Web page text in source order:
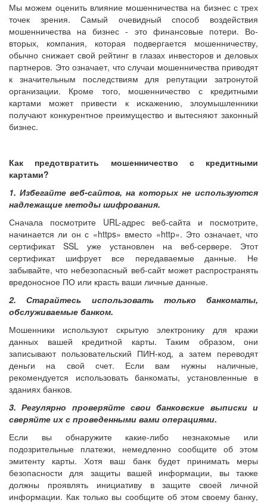
Мы можем оценить влияние мошенничества на бизнес с трех
точек зрения. Самый очевидный способ воздействия
мошенничества на бизнес - это финансовые потери. Во-
вторых, компания, которая подвергается мошенничеству,
обычно снижает свой рейтинг в глазах инвесторов и деловых
партнеров. Это означает, что случаи мошенничества приводят
к значительным последствиям для репутации затронутой
организации. Кроме того, мошенничество с кредитными
картами может привести к искажению, злоумышленники
получают конкурентное преимущество и вытесняют законный
бизнес.
Как предотвратить мошенничество с кредитными
картами?
1. Избегайте веб-сайтов, на которых не используются
надлежащие методы шифрования.
Сначала посмотрите URL-адрес веб-сайта и посмотрите,
начинается ли он с «https» вместо «http». Это означает, что
сертификат SSL уже установлен на веб-сервере. Этот
сертификат шифрует все передаваемые данные. Не
забывайте, что небезопасный веб-сайт может распространять
вредоносное ПО или красть ваши личные данные.
2. Старайтесь использовать только банкоматы,
обслуживаемые банком.
Мошенники используют скрытую электронику для кражи
данных вашей кредитной карты. Таким образом, они
записывают пользовательский ПИН-код, а затем переводят
деньги на свой счет. Если вам нужны наличные,
рекомендуется использовать банкоматы, установленные в
зданиях банков.
3. Регулярно проверяйте свои банковские выписки и
сверяйте их с проведенными вами операциями.
Если вы обнаружите какие-либо незнакомые или
подозрительные платежи, немедленно сообщите об этом
эмитенту карты. Хотя ваш банк будет принимать меры
безопасности для защиты вашей информации, вы также
должны проявлять инициативу в защите своей личной
информации. Как только вы сообщите об этом своему банку,